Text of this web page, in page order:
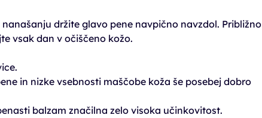
držite glavo pene navpično navzdol. Približno
vsak dan v očiščeno kožo.
in nizke vsebnosti maščobe koža še posebej dobro
balzam značilna zelo visoka učinkovitost.